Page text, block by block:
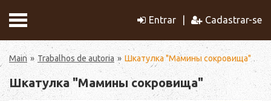
Entrar Cadastrar-se
Main Trabalhos de autoria Шкатулка "Мамины сокровища"
Шкатулка "Мамины сокровища"